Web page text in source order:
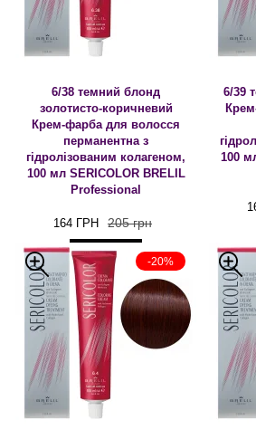
6/38 темний блонд
золотисто-коричневий
Крем-фарба для волосся
перманентна з
гідролізованим колагеном,
100 мл SERICOLOR BRELIL
Professional
164 ГРН 205 грн
КУПИТИ
6/39
100
-20%